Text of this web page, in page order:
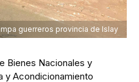
guerreros provincia de Islay
Bienes Nacionales y
y Acondicionamiento